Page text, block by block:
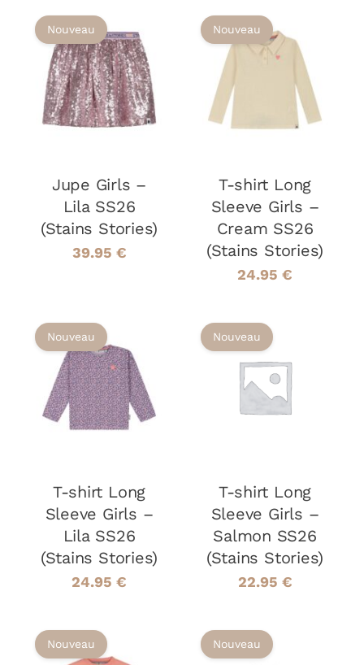
CHOIX DES
OPTIONS CE
PRODUIT
A
PLUSIEURS
OPTIONS
PEUVENT
ÊTRE
CHOISIES
SUR
/
DÉTAILS
Nouveau
Jupe Girls –
Lila SS26
(Stains Stories)
39.95 €
OPTIONS
CE
PRODUIT
PLUSIEURS
OPTIONS
PEUVENT
ÊTRE
CHOISIES
SUR
LA
/
Nouveau
T-shirt Long
Sleeve Girls –
Cream SS26
(Stains Stories)
24.95 €
CHOIX DES
OPTIONS CE
PRODUIT
A
OPTIONS
PEUVENT
ÊTRE
CHOISIES
SUR
LA
/
DÉTAILS
Nouveau
T-shirt Long
Sleeve Girls –
Lila SS26
(Stains Stories)
24.95 €
CHOIX DES
OPTIONS
CE
PRODUIT
OPTIONS
PEUVENT
ÊTRE
CHOISIES
SUR
LA
/
Nouveau
T-shirt Long
Sleeve Girls –
Salmon SS26
(Stains Stories)
22.95 €
Nouveau Nouveau